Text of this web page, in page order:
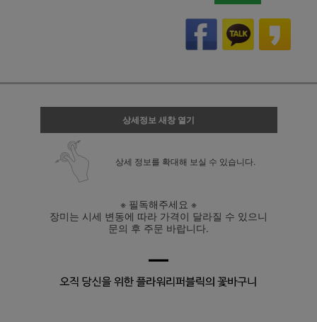
상세정보 새창 열기
상세 정보를 확대해 보실 수 있습니다.
※ 필독해주세요 ※
장미는 시세 변동에 따라 가격이 달라질 수 있으니
문의 후 주문 바랍니다.